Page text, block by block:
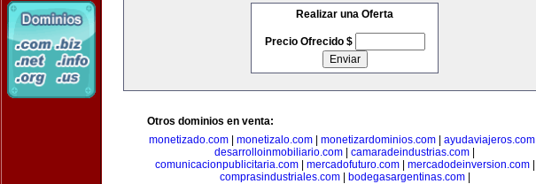
Realizar una Oferta
Precio Ofrecido $
Otros dominios en venta:
monetizado.com
monetizalo.com monetizardominios.com ayudaviajeros.com
desarrolloinmobiliario.com
camaradeindustrias.com
comunicacionpublicitaria.com| mercadofuturo.com| mercadodeinversion.com|
comprasindustriales.com| bodegasargentinas.com|